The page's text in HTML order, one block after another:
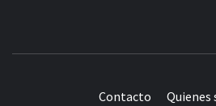
Contacto Quienes